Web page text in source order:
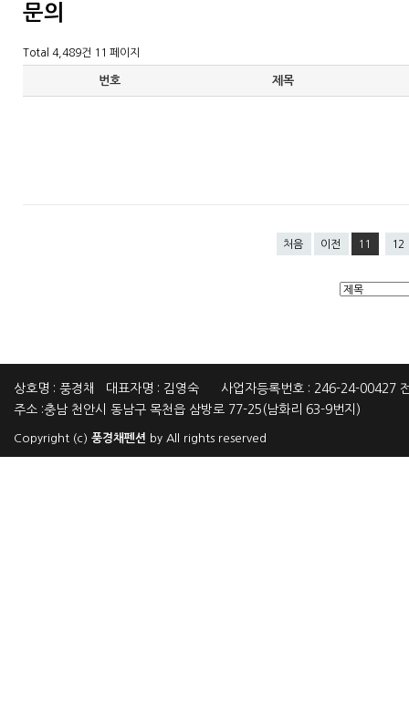
문의
Total 4,489건 11 페이지
번호 제목
처음 이전 11 12
상호명 : 풍경채 대표자명 : 김영숙 사업자등록번호 : 246-24-00427
주소 :충남 천안시 동남구 목천읍 삼방로 77-25(남화리 63-9번지)
Copyright (c) 풍경채펜션 by All rights reserved